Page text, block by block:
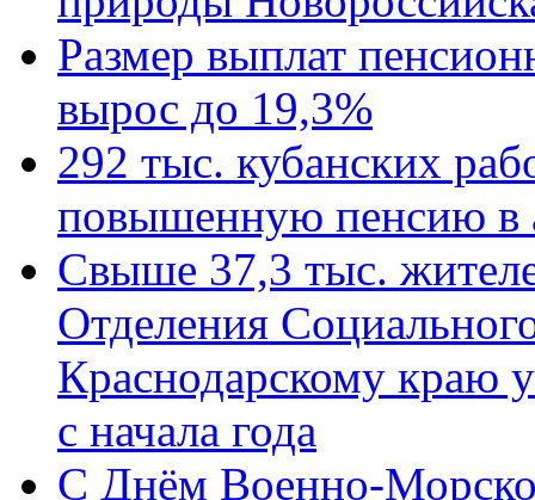
Размер выплат
вырос до 19,3%
292 тыс. кубанских
повышенную пенсию в
Свыше 37,3 тыс.
Отделения
Краснодарскому краю
с начала года
C Днём Военно-